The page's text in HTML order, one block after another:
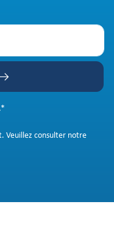
*
Veuillez consulter notre